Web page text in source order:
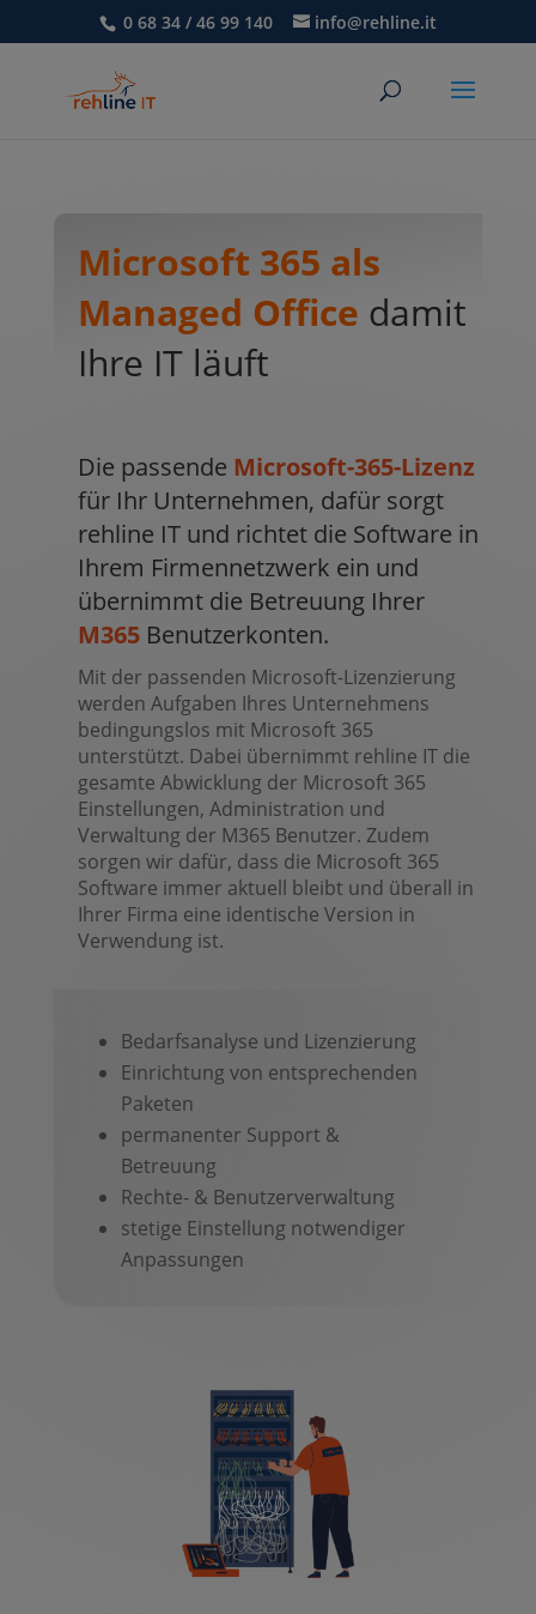
0 68 34 / 46 99 140 info@rehline.it
Microsoft 365 als
Managed Office damit
Ihre IT läuft
Die passende Microsoft-365-Lizenz
für Ihr Unternehmen, dafür sorgt
rehline IT und richtet die Software in
Ihrem Firmennetzwerk ein und
übernimmt die Betreuung Ihrer
M365Benutzerkonten.
Mit der passenden Microsoft-Lizenzierung
werden Aufgaben Ihres Unternehmens
bedingungslos mit Microsoft 365
unterstützt. Dabei übernimmt rehline IT die
gesamte Abwicklung der Microsoft 365
Einstellungen, Administration und
Verwaltung der M365 Benutzer. Zudem
sorgen wir dafür, dass die Microsoft 365
Software immer aktuell bleibt und überall in
Ihrer Firma eine identische Version in
Verwendung ist.
Bedarfsanalyse und Lizenzierung
Einrichtung von entsprechenden
Paketen
permanenter Support &
Betreuung
Rechte- & Benutzerverwaltung
stetige Einstellung notwendiger
Anpassungen